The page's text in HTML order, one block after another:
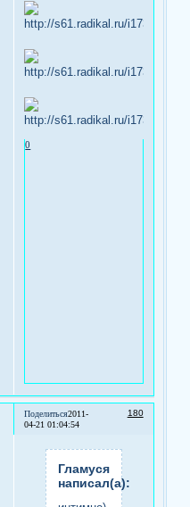
0
Поделиться 180
2011-
04-21 01:04:54
Гламуся
написал(а):